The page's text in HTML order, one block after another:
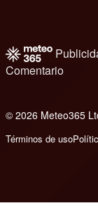
Comentario
© 2026 Meteo365
Términos de uso